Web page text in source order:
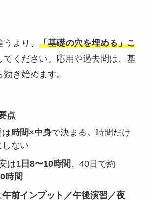
より、 「基礎の穴を埋める」こ
てください。応用や過去問は、基
き始めます。
点
は時間×中身で決まる。時間だけ
しない
は1日8〜10時間 、40日で約
時間
午前インプット／午後演習／夜